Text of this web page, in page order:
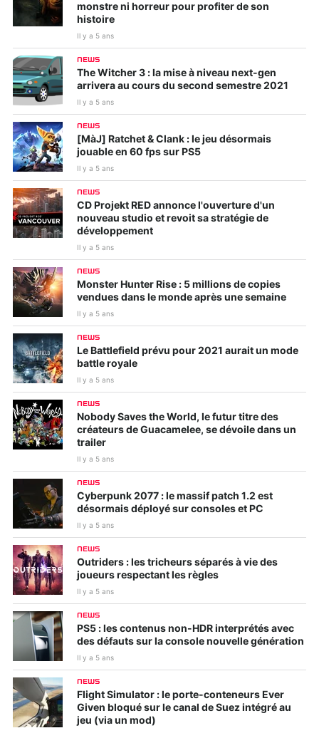
monstre ni horreur pour profiter de son
histoire
Il y a 5 ans
NEWS
The Witcher 3 : la mise à niveau next-gen
arrivera au cours du second semestre 2021
Il y a 5 ans
NEWS
[MàJ] Ratchet & Clank : le jeu désormais
jouable en 60 fps sur PS5
Il y a 5 ans
NEWS
CD Projekt RED annonce l'ouverture d'un
nouveau studio et revoit sa stratégie de
développement
Il y a 5 ans
NEWS
Monster Hunter Rise : 5 millions de copies
vendues dans le monde après une semaine
Il y a 5 ans
NEWS
Le Battlefield prévu pour 2021 aurait un mode
battle royale
Il y a 5 ans
NEWS
Nobody Saves the World, le futur titre des
créateurs de Guacamelee, se dévoile dans un
trailer
Il y a 5 ans
NEWS
Cyberpunk 2077 : le massif patch 1.2 est
désormais déployé sur consoles et PC
Il y a 5 ans
NEWS
Outriders : les tricheurs séparés à vie des
joueurs respectant les règles
Il y a 5 ans
NEWS
PS5 : les contenus non-HDR interprétés avec
des défauts sur la console nouvelle génération
Il y a 5 ans
NEWS
Flight Simulator : le porte-conteneurs Ever
Given bloqué sur le canal de Suez intégré au
jeu (via un mod)